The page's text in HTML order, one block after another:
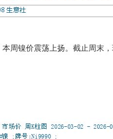
镍价震荡上扬。截止周末，